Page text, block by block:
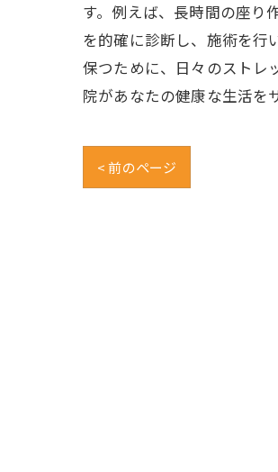
す。例えば、長時間の座り
を的確に診断し、施術を行
保つために、日々のストレ
院があなたの健康な生活を
< 前のページ